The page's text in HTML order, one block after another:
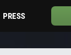
PRESS